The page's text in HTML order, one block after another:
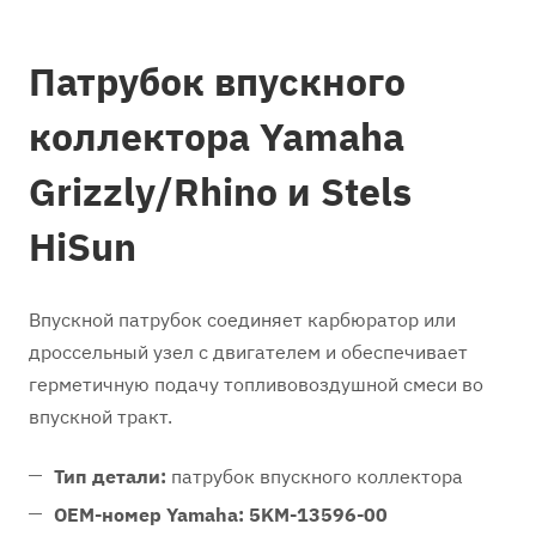
Патрубок впускного
коллектора Yamaha
Grizzly/Rhino и Stels
HiSun
Впускной патрубок соединяет карбюратор или
дроссельный узел с двигателем и обеспечивает
герметичную подачу топливовоздушной смеси во
впускной тракт.
Тип детали: патрубок впускного коллектора
OEM-номер Yamaha: 5KM-13596-00